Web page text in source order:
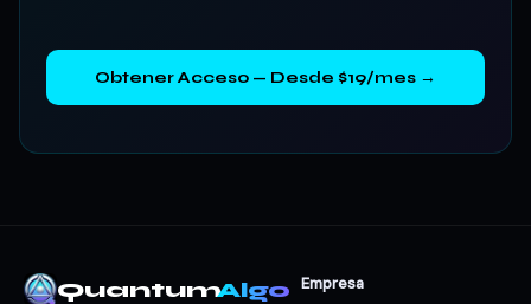
Obtener Acceso — Desde $19/mes →
QuantumAlgo Empresa